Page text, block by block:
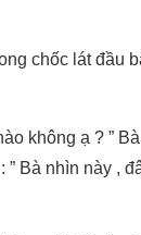
chốc lát đầu
không ạ ? ”
Bà nhìn này ,